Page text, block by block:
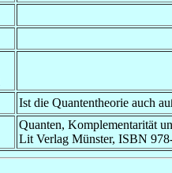
Ist die Quantentheorie auch
Quanten, Komplementarität
Lit Verlag Münster, ISBN